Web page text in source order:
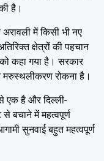
है।
में किसी भी नए
क्षेत्रों की पहचान
कहा गया है। सरकार
मरुस्थलीकरण रोकना है।
एक है और दिल्ली-
बचाने में महत्वपूर्ण
सुनवाई बहुत महत्वपूर्ण